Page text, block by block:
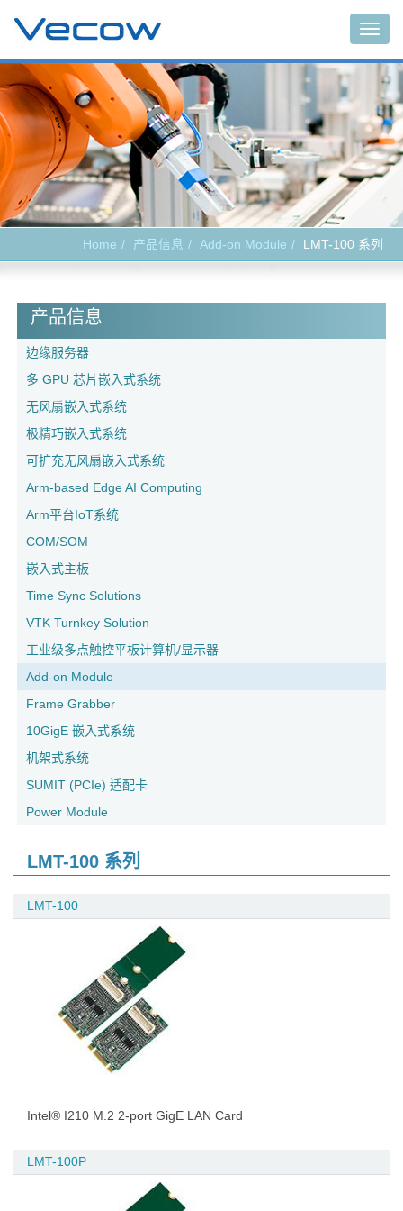
Home 产品信息 Add-on Module LMT-100 系列
产品信息
边缘服务器
多 GPU 芯片嵌入式系统
无风扇嵌入式系统
极精巧嵌入式系统
可扩充无风扇嵌入式系统
Arm-based Edge AI Computing
Arm平台IoT系统
COM/SOM
嵌入式主板
Time Sync Solutions
VTK Turnkey Solution
工业级多点触控平板计算机/显示器
Add-on Module
Frame Grabber
10GigE 嵌入式系统
机架式系统
SUMIT (PCIe) 适配卡
Power Module
LMT-100 系列
LMT-100
Intel® I210 M.2 2-port GigE LAN Card
LMT-100P